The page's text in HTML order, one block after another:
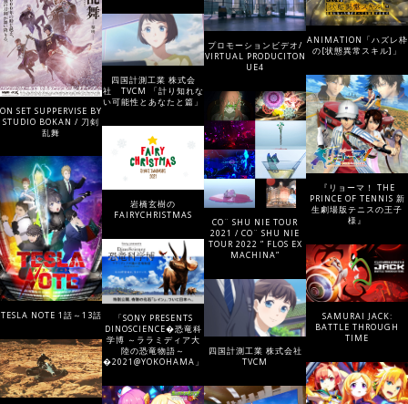
ANIMATION「ハズレ枠
の[状態異常スキル]」
ON SET SUPPERVISE BY
STUDIO BOKAN / 刀剣
乱舞
プロモーションビデオ/
VIRTUAL PRODUCITON
UE4
四国計測工業 株式会
社 TVCM 「計り知れな
い可能性とあなたと篇」
『リョーマ！ THE
PRINCE OF TENNIS 新
生劇場版テニスの王子
様』
CO¨ SHU NIE TOUR
2021 / CO¨ SHU NIE
TOUR 2022 ” FLOS EX
MACHINA”
岩橋玄樹の
FAIRYCHRISTMAS
TESLA NOTE 1話～13話
「SONY PRESENTS
DINOSCIENCE�恐竜科
学博 ～ララミディア大
陸の恐竜物語～
�2021@YOKOHAMA」
SAMURAI JACK:
BATTLE THROUGH
TIME
四国計測工業 株式会社
TVCM